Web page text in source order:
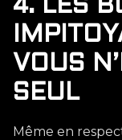
4. LES
VOUS
SEUL
Même en